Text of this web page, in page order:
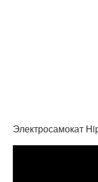
Электросамокат